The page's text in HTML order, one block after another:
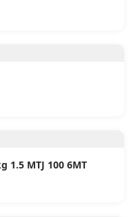
1.5 MTJ 100 6MT